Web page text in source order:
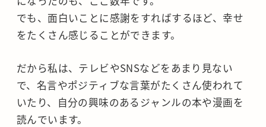
でも、面白いことに感謝をすればするほど、幸せ
をたくさん感じることができます。
だから私は、テレビやSNSなどをあまり見ない
で、名言やポジティブな言葉がたくさん使われて
いたり、自分の興味のあるジャンルの本や漫画を
読んでいます。